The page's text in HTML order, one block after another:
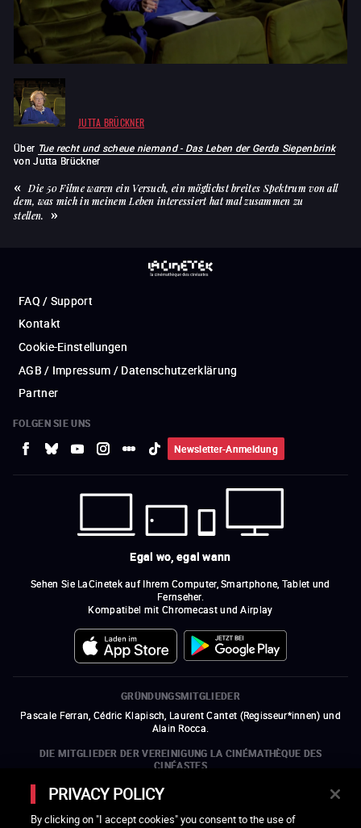
JUTTA BRÜCKNER
Über Tue recht und scheue niemand - Das Leben der Gerda Siepenbrink
von Jutta Brückner
Die 50 Filme waren ein Versuch, ein möglichst breites Spektrum von all
dem, was mich in meinem Leben interessiert hat mal zusammen zu
stellen.
FAQ / Support
Kontakt
Cookie-Einstellungen
AGB / Impressum / Datenschutzerklärung
Partner
FOLGEN SIE UNS
Newsletter-Anmeldung
Egal wo, egal wann
Sehen Sie LaCinetek auf Ihrem Computer, Smartphone, Tablet und
Fernseher.
Kompatibel mit Chromecast und Airplay
GRÜNDUNGSMITGLIEDER
Pascale Ferran, Cédric Klapisch, Laurent Cantet (Regisseur*innen) und
Alain Rocca.
DIE MITGLIEDER DER VEREINIGUNG LA CINÉMATHÈQUE DES
CINÉASTES
Olivier Assayas, Bertrand Bonello, Michel Hazanavicius (Repräsentant der
ARP), Rebecca Zlotowski und Mikael Buch (Repräsentant der SRF)
DIE MITGLIEDSORGANISATIONEN DER VEREINIGUNG LA
PRIVACY POLICY
By clicking on "I accept cookies" you consent to the use of